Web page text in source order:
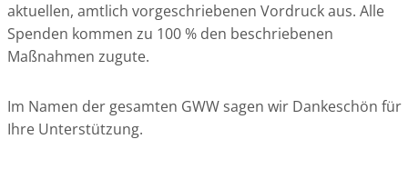
aktuellen, amtlich vorgeschriebenen Vordruck aus. Alle
Spenden kommen zu 100 % den beschriebenen
Maßnahmen zugute.
Im Namen der gesamten GWW sagen wir Dankeschön für
Ihre Unterstützung.